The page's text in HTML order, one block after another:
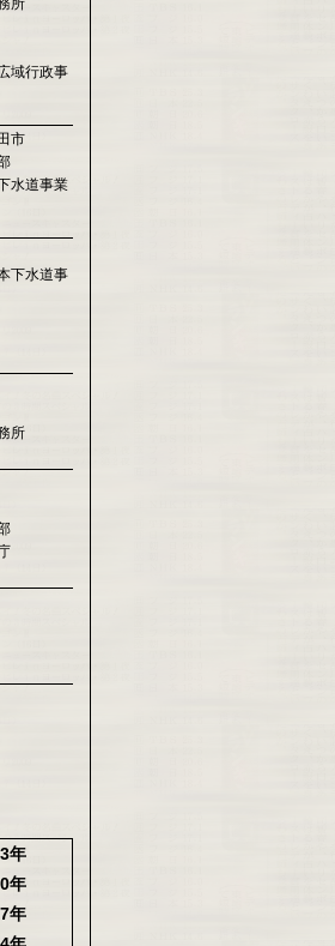
所
域行政事
市
水道事業
下水道事
所
年
年
年